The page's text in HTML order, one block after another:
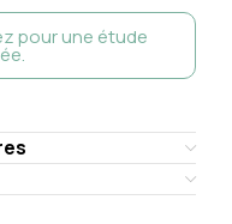
pour une étude